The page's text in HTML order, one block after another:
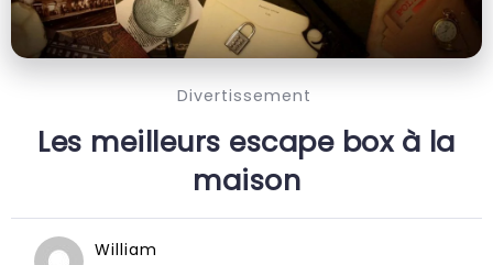
Divertissement
Les meilleurs escape box à la
maison
William